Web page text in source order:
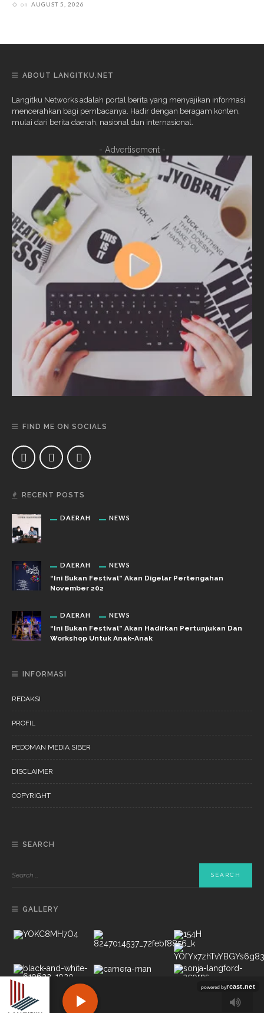
on AUGUST 5, 2026
ABOUT LANGITKU.NET
Langitku Networks adalah portal berita yang menyajikan informasi
mencerahkan bagi pembacanya. Hadir dengan beragam konten,
mulai dari berita daerah, nasional dan internasional.
- Advertisement -
FIND ME ON SOCIALS
RECENT POSTS
DAERAH NEWS
DAERAH NEWS
“Ini Bukan Festival” Akan Digelar Pertengahan
November 202
DAERAH NEWS
“Ini Bukan Festival” Akan Hadirkan Pertunjukan Dan
Workshop Untuk Anak-Anak
INFORMASI
REDAKSI
PROFIL
PEDOMAN MEDIA SIBER
DISCLAIMER
COPYRIGHT
SEARCH
GALLERY